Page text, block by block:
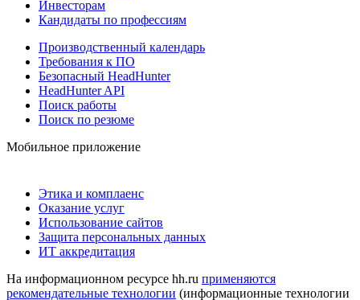
Инвесторам
Кандидаты по профессиям
Производственный календарь
Требования к ПО
Безопасный HeadHunter
HeadHunter API
Поиск работы
Поиск по резюме
Мобильное приложение
Этика и комплаенс
Оказание услуг
Использование сайтов
Защита персональных данных
ИТ аккредитация
На информационном ресурсе hh.ru применяются
рекомендательные технологии (информационные технологии